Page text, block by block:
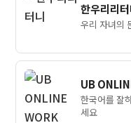
한우리리터
우리 자녀의
UB
한국어를 잘
세요